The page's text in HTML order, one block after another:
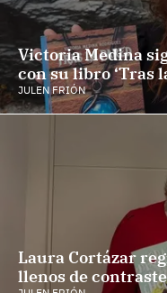
Victoria Medina
con su libro ‘Tras
JULEN FRIÓN
Laura Cortázar
llenos de